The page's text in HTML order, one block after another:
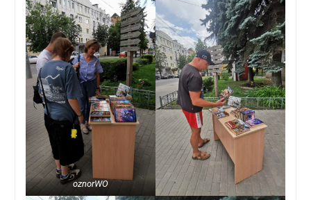
oznorWO